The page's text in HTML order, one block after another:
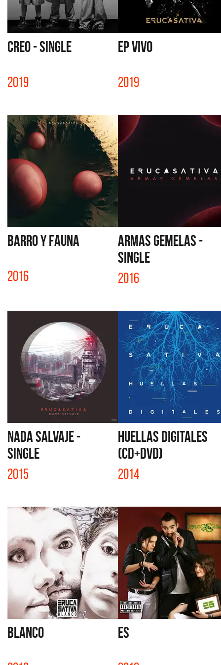
CREO - SINGLE
2019
EP VIVO
2019
BARRO Y FAUNA
2016
ARMAS GEMELAS -
SINGLE
2016
NADA SALVAJE -
SINGLE
2015
HUELLAS DIGITALES
(CD+DVD)
2014
BLANCO ES